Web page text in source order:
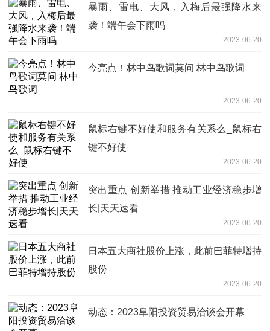
暴雨、雷电、大风，入梅后最强降水来
袭！端午会下雨吗
2023-06-20
今亮点！林中鸟歌词莫问 林中鸟歌词
2023-06-20
鼠标右键不好使和服务有关系么_鼠标右
键不好使
2023-06-20
突出重点 创新举措 推动工业经济稳步增
长|天天速看
2023-06-20
日本五大商社股价上涨，此前巴菲特增持
股份
2023-06-20
动态：2023阜阳投资贸易洽谈会开幕